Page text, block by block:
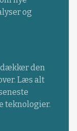
og
den
Læs alt
teknologier.